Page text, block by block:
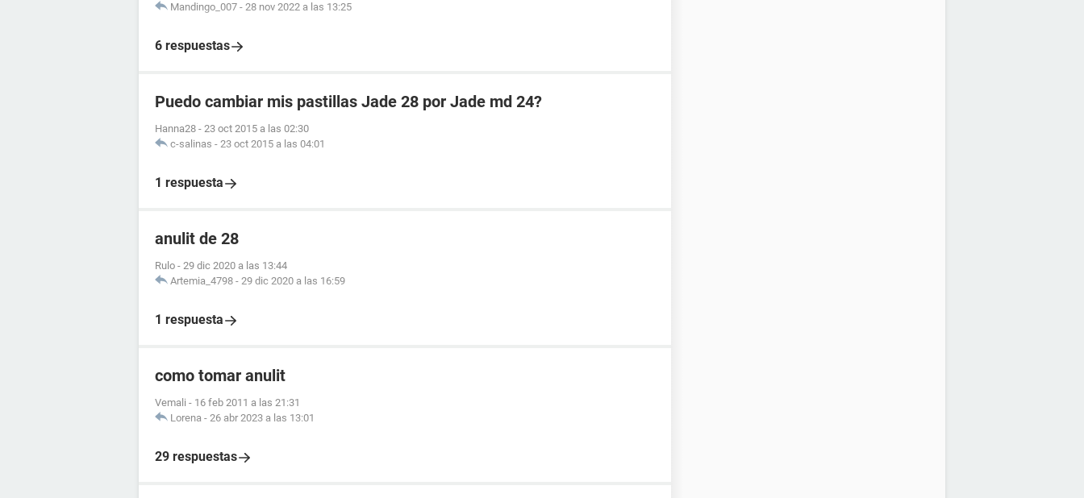
Mandingo_007 - 28 nov 2022 a las 13:25
6 respuestas
Puedo cambiar mis pastillas Jade 28 por Jade md 24?
Hanna28 - 23 oct 2015 a las 02:30
c-salinas - 23 oct 2015 a las 04:01
1 respuesta
anulit de 28
Rulo - 29 dic 2020 a las 13:44
Artemia_4798 - 29 dic 2020 a las 16:59
1 respuesta
como tomar anulit
Vemali - 16 feb 2011 a las 21:31
Lorena - 26 abr 2023 a las 13:01
29 respuestas